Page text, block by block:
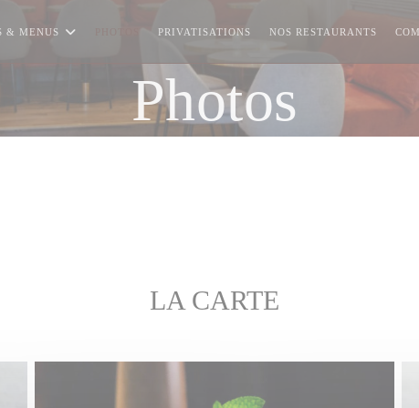
& MENUS PRIVATISATIONS NOS RESTAURANTS
Photos
LA CARTE